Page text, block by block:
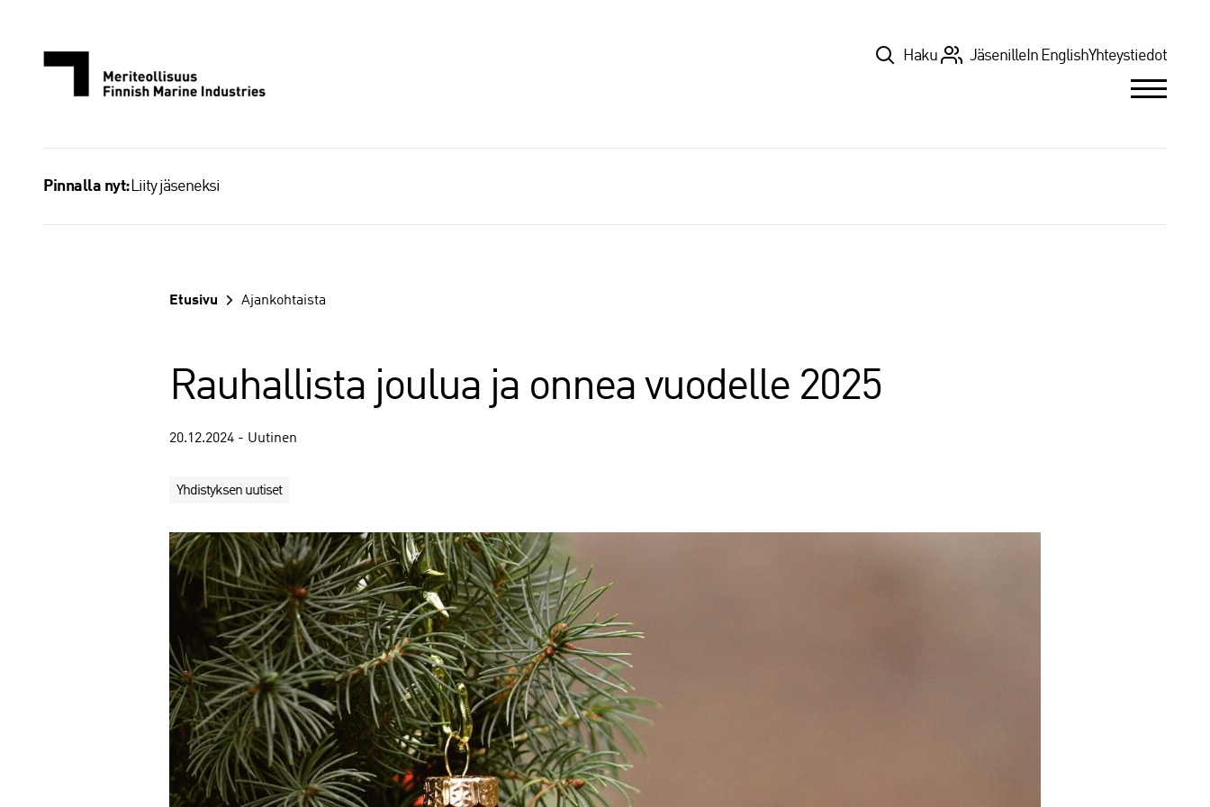
TopHaku Jäsenille In EnglishYhteystiedot
Pinnalla nyt: Liity jäseneksi
Etusivu Ajankohtaista
Rauhallista joulua ja onnea vuodelle 2025
20.12.2024 - Uutinen
Yhdistyksen uutiset